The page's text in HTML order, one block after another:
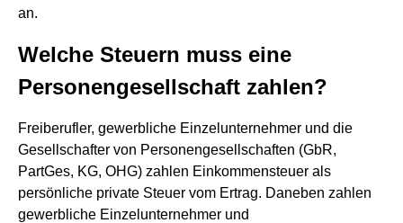
an.
Welche Steuern muss eine
Personengesellschaft zahlen?
Freiberufler, gewerbliche Einzelunternehmer und die
Gesellschafter von Personengesellschaften (GbR,
PartGes, KG, OHG) zahlen Einkommensteuer als
persönliche private Steuer vom Ertrag. Daneben zahlen
gewerbliche Einzelunternehmer und